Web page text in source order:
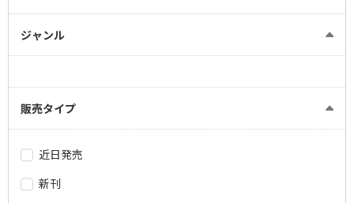
ジャンル
販売タイプ
近日発売
新刊